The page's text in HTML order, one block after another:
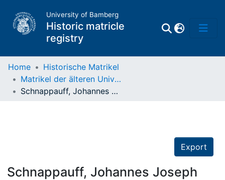
University of Bamberg
Historic matricle
registry
Matrikel
Home
Historische Matrikel
Matrikel der älteren Universität
Schnappauff, Johannes Joseph
Export
Schnappauff, Johannes Joseph